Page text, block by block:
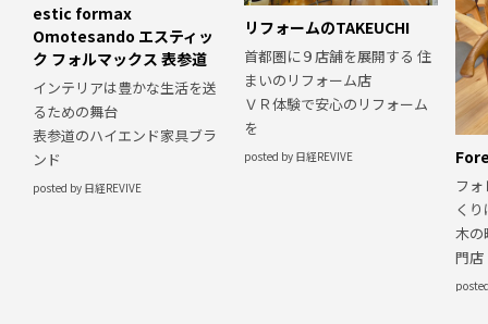
estic formax
Omotesando エスティッ
ク フォルマックス 表参道
インテリアは豊かな生活を送
るための舞台
表参道のハイエンド家具ブラ
ンド
posted by 日経REVIVE
リフォームのTAKEUCHI
首都圏に９店舗を展開する 住
まいのリフォーム店
ＶＲ体験で安心のリフォーム
を
posted by 日経REVIVE
フ
く
木の
門店